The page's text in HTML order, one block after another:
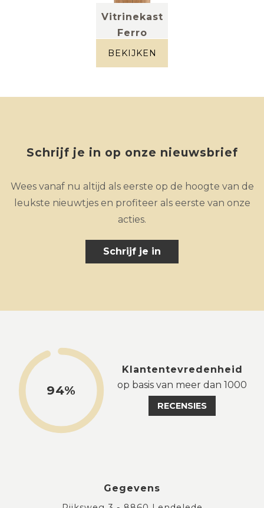
Vitrinekast
Ferro
metaal
BEKIJKEN
Schrijf je in op onze nieuwsbrief
Wees vanaf nu altijd als eerste op de hoogte van de
leukste nieuwtjes en profiteer als eerste van onze
acties.
Schrijf je in
94%
Klantentevredenheid
op basis van meer dan 1000
RECENSIES
Gegevens